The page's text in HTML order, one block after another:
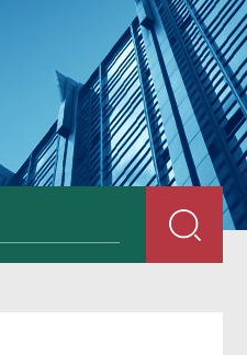
KIKUSUI菊水直流电源-故障快